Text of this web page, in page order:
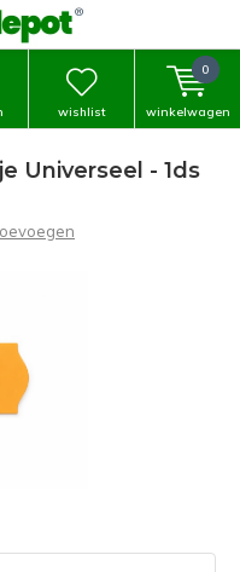
wishlist winkelwagen
0
Universeel - 1ds